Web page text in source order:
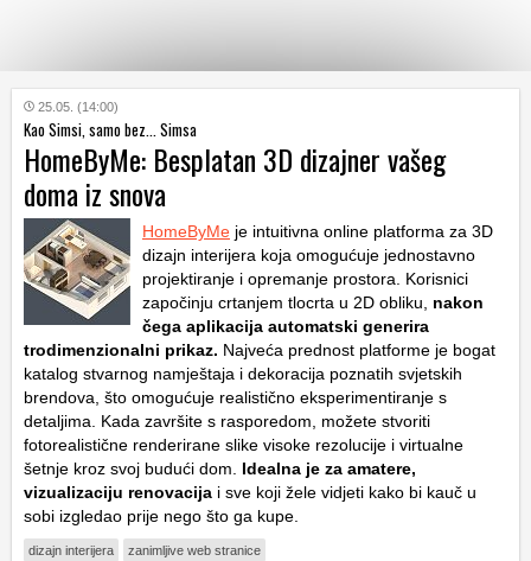
KATEGORIJE
HRVATSKI
WEB
25.05. (14:00)
Kao Simsi, samo bez... Simsa
HomeByMe: Besplatan 3D dizajner vašeg
doma iz snova
HomeByMe je intuitivna online platforma za 3D
dizajn interijera koja omogućuje jednostavno
projektiranje i opremanje prostora. Korisnici
započinju crtanjem tlocrta u 2D obliku, nakon
čega aplikacija automatski generira
trodimenzionalni prikaz. Najveća prednost platforme je bogat
katalog stvarnog namještaja i dekoracija poznatih svjetskih
brendova, što omogućuje realistično eksperimentiranje s
detaljima. Kada završite s rasporedom, možete stvoriti
fotorealistične renderirane slike visoke rezolucije i virtualne
šetnje kroz svoj budući dom.
Idealna je za amatere,
vizualizaciju renovacija i sve koji žele vidjeti kako bi kauč u
sobi izgledao prije nego što ga kupe.
dizajn interijera zanimljive web stranice